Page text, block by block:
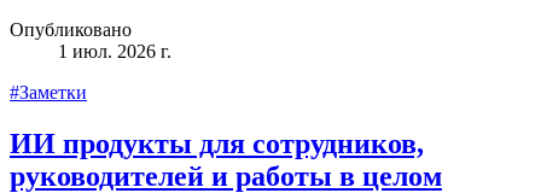
Опубликовано
1 июл. 2026 г.
#Заметки
ИИ продукты для сотрудников,
руководителей и работы в целом